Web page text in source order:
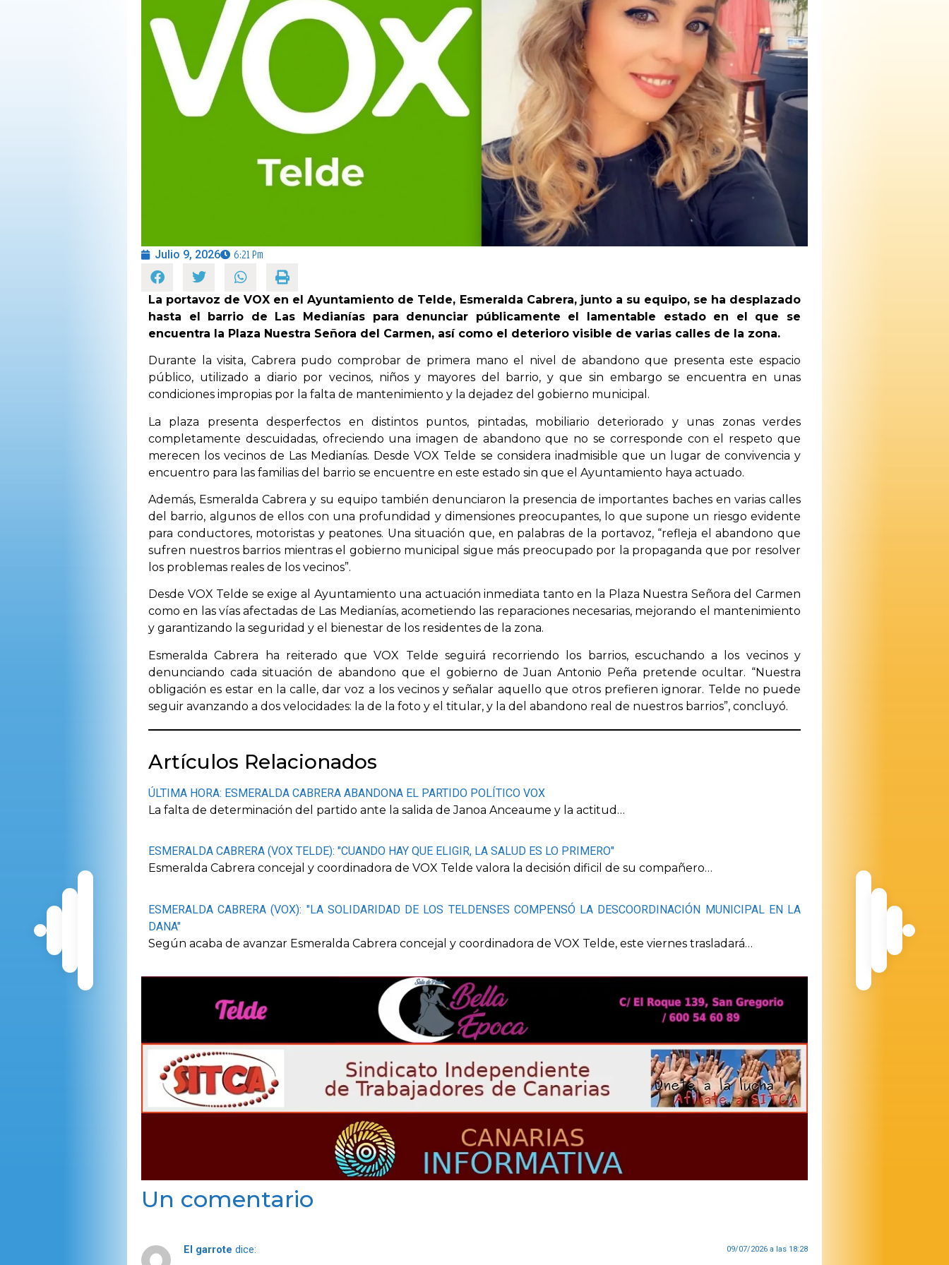
OPINIÓN
PROGRAMAS
Julio 9, 2026 6:21 Pm
La portavoz de VOX en el Ayuntamiento de Telde, Esmeralda Cabrera, junto a su equipo, se ha desplazado
hasta el barrio de Las Medianías para denunciar públicamente el lamentable estado en el que se
encuentra la Plaza Nuestra Señora del Carmen, así como el deterioro visible de varias calles de la zona.
Durante la visita, Cabrera pudo comprobar de primera mano el nivel de abandono que presenta este espacio
público, utilizado a diario por vecinos, niños y mayores del barrio, y que sin embargo se encuentra en unas
condiciones impropias por la falta de mantenimiento y la dejadez del gobierno municipal.
La plaza presenta desperfectos en distintos puntos, pintadas, mobiliario deteriorado y unas zonas verdes
completamente descuidadas, ofreciendo una imagen de abandono que no se corresponde con el respeto que
merecen los vecinos de Las Medianías. Desde VOX Telde se considera inadmisible que un lugar de convivencia y
encuentro para las familias del barrio se encuentre en este estado sin que el Ayuntamiento haya actuado.
Además, Esmeralda Cabrera y su equipo también denunciaron la presencia de importantes baches en varias calles
del barrio, algunos de ellos con una profundidad y dimensiones preocupantes, lo que supone un riesgo evidente
para conductores, motoristas y peatones. Una situación que, en palabras de la portavoz, “refleja el abandono que
sufren nuestros barrios mientras el gobierno municipal sigue más preocupado por la propaganda que por resolver
los problemas reales de los vecinos”.
Desde VOX Telde se exige al Ayuntamiento una actuación inmediata tanto en la Plaza Nuestra Señora del Carmen
como en las vías afectadas de Las Medianías, acometiendo las reparaciones necesarias, mejorando el mantenimiento
y garantizando la seguridad y el bienestar de los residentes de la zona.
Esmeralda Cabrera ha reiterado que VOX Telde seguirá recorriendo los barrios, escuchando a los vecinos y
denunciando cada situación de abandono que el gobierno de Juan Antonio Peña pretende ocultar. “Nuestra
obligación es estar en la calle, dar voz a los vecinos y señalar aquello que otros prefieren ignorar. Telde no puede
seguir avanzando a dos velocidades: la de la foto y el titular, y la del abandono real de nuestros barrios”, concluyó.
Artículos Relacionados
ÚLTIMA HORA: ESMERALDA CABRERA ABANDONA EL PARTIDO POLÍTICO VOX
La falta de determinación del partido ante la salida de Janoa Anceaume y la actitud…
ESMERALDA CABRERA (VOX TELDE): "CUANDO HAY QUE ELIGIR, LA SALUD ES LO PRIMERO"
Esmeralda Cabrera concejal y coordinadora de VOX Telde valora la decisión dificil de su compañero…
ESMERALDA CABRERA (VOX): "LA SOLIDARIDAD DE LOS TELDENSES COMPENSÓ LA DESCOORDINACIÓN MUNICIPAL EN LA
DANA"
Según acaba de avanzar Esmeralda Cabrera concejal y coordinadora de VOX Telde, este viernes trasladará…
Un comentario
El garrote dice: 09/07/2026 a las 18:28